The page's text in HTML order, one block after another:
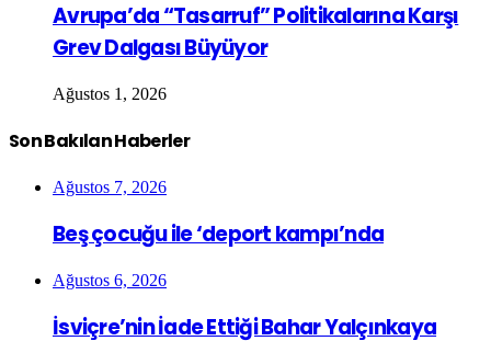
Avrupa’da “Tasarruf” Politikalarına Karşı
Grev Dalgası Büyüyor
Ağustos 1, 2026
Son Bakılan Haberler
Ağustos 7, 2026
Beş çocuğu ile ‘deport kampı’nda
Ağustos 6, 2026
İsviçre’nin İade Ettiği Bahar Yalçınkaya